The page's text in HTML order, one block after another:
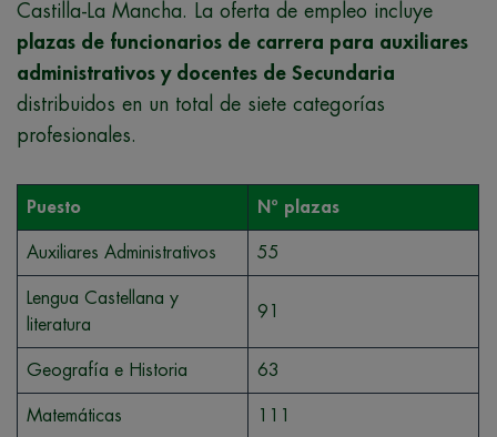
Castilla-La Mancha. La oferta de empleo incluye
plazas de funcionarios de carrera para auxiliares
administrativos y docentes de Secundaria
distribuidos en un total de siete categorías
profesionales.
Puesto Nº plazas
Auxiliares Administrativos 55
Lengua Castellana y
literatura
91
Geografía e Historia 63
Matemáticas 111